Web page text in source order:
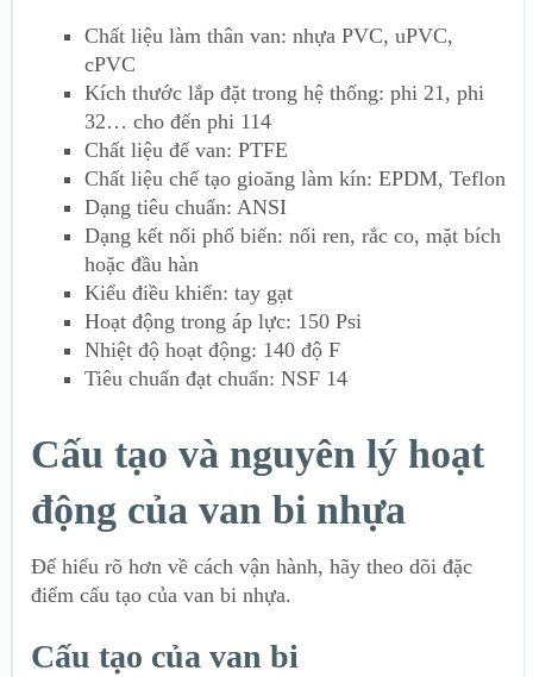
Chất liệu làm thân van: nhựa PVC, uPVC,
cPVC
Kích thước lắp đặt trong hệ thống: phi 21, phi
32… cho đến phi 114
Chất liệu đế van: PTFE
Chất liệu chế tạo gioăng làm kín: EPDM, Teflon
Dạng tiêu chuẩn: ANSI
Dạng kết nối phổ biến: nối ren, rắc co, mặt bích
hoặc đầu hàn
Kiểu điều khiển: tay gạt
Hoạt động trong áp lực: 150 Psi
Nhiệt độ hoạt động: 140 độ F
Tiêu chuẩn đạt chuẩn: NSF 14
Cấu tạo và nguyên lý hoạt
động của van bi nhựa
Để hiểu rõ hơn về cách vận hành, hãy theo dõi đặc
điểm cấu tạo của van bi nhựa.
Cấu tạo của van bi